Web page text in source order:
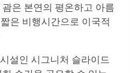
은 본연의 평온하고 아름
은 비행시간으로 이국적
설인 시그니처 슬라이드